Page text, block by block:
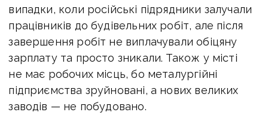
випадки, коли російські підрядники залучали
працівників до будівельних робіт, але після
завершення робіт не виплачували обіцяну
зарплату та просто зникали. Також у місті
не має робочих місць, бо металургійні
підприємства зруйновані, а нових великих
заводів — не побудовано.